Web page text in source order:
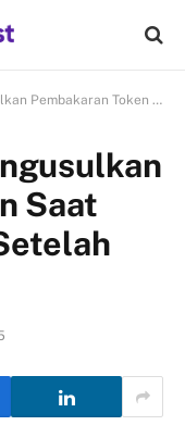
Saat WLFI Turun 30% Setelah Peluncuran
Saat